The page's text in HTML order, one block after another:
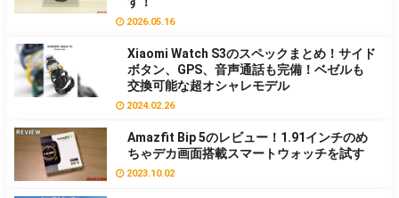
2026.05.16
Xiaomi Watch S3のスペックまとめ！サイド
ボタン、GPS、音声通話も完備！ベゼルも
交換可能な超オシャレモデル
2024.02.26
Amazfit Bip 5のレビュー！1.91インチのめ
ちゃデカ画面搭載スマートウォッチを試す
2023.10.02